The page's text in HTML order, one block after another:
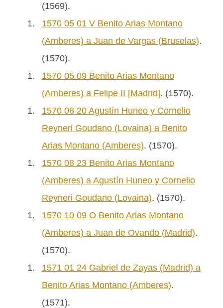
(1569).
1.
1570 05 01 V Benito Arias Montano
(Amberes) a Juan de Vargas (Bruselas).
(1570).
1.
1570 05 09 Benito Arias Montano
(Amberes) a Felipe II [Madrid]. (1570).
1.
1570 08 20 Agustín Huneo y Cornelio
Reyneri Goudano (Lovaina) a Benito
Arias Montano (Amberes). (1570).
1.
1570 08 23 Benito Arias Montano
(Amberes) a Agustín Huneo y Cornelio
Reyneri Goudano (Lovaina). (1570).
1.
1570 10 09 O Benito Arias Montano
(Amberes) a Juan de Ovando (Madrid).
(1570).
1.
1571 01 24 Gabriel de Zayas (Madrid) a
Benito Arias Montano (Amberes).
(1571).